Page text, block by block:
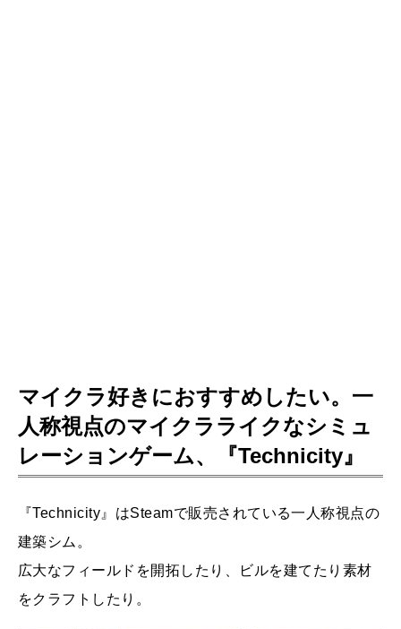
マイクラ好きにおすすめしたい。一
人称視点のマイクラライクなシミュ
レーションゲーム、『Technicity』
『Technicity』はSteamで販売されている一人称視点の
建築シム。
広大なフィールドを開拓したり、ビルを建てたり素材
をクラフトしたり。